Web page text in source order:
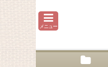
メニュー